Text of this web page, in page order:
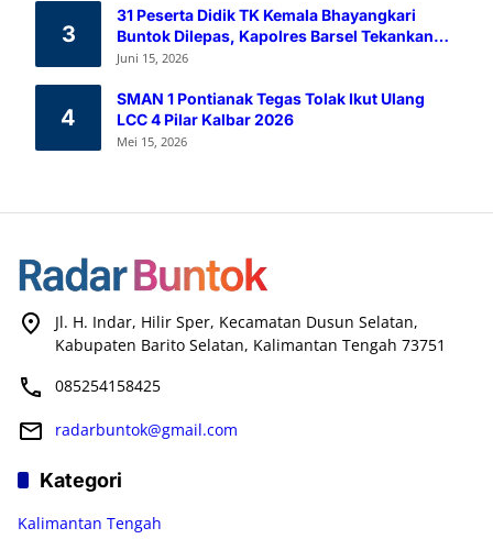
3
31 Peserta Didik TK Kemala Bhayangkari
Buntok Dilepas, Kapolres Barsel Tekankan
Pendidikan Karakter
Juni 15, 2026
4
SMAN 1 Pontianak Tegas Tolak Ikut Ulang
LCC 4 Pilar Kalbar 2026
Mei 15, 2026
Jl. H. Indar, Hilir Sper, Kecamatan Dusun Selatan,
Kabupaten Barito Selatan, Kalimantan Tengah 73751
085254158425
radarbuntok@gmail.com
Kategori
Kalimantan Tengah